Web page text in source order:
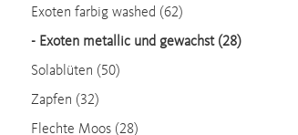
Exoten farbig washed (62)
- Exoten metallic und gewachst (28)
Solablüten (50)
Zapfen (32)
Flechte Moos (28)